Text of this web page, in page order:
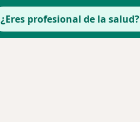
¿Eres profesional de la salud?